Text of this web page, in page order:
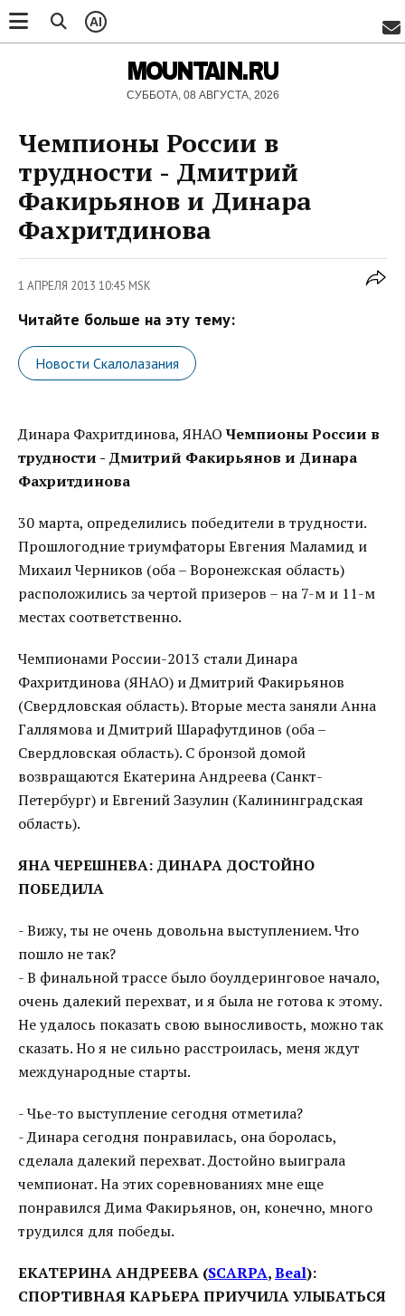
AI
MOUNTAIN.RU
СУББОТА, 08 АВГУСТА, 2026
Чемпионы России в
трудности - Дмитрий
Факирьянов и Динара
Фахритдинова
1 АПРЕЛЯ 2013 10:45 MSK
Читайте больше на эту тему:
Новости Скалолазания
Динара Фахритдинова, ЯНАОЧемпионы России в
трудности - Дмитрий Факирьянов и Динара
Фахритдинова
30 марта, определились победители в трудности.
Прошлогодние триумфаторы Евгения Маламид и
Михаил Черников (оба – Воронежская область)
расположились за чертой призеров – на 7-м и 11-м
местах соответственно.
Чемпионами России-2013 стали Динара
Фахритдинова (ЯНАО) и Дмитрий Факирьянов
(Свердловская область). Вторые места заняли Анна
Галлямова и Дмитрий Шарафутдинов (оба –
Свердловская область). С бронзой домой
возвращаются Екатерина Андреева (Санкт-
Петербург) и Евгений Зазулин (Калининградская
область).
ЯНА ЧЕРЕШНЕВА: ДИНАРА ДОСТОЙНО
ПОБЕДИЛА
- Вижу, ты не очень довольна выступлением. Что
пошло не так?
- В финальной трассе было боулдеринговое начало,
очень далекий перехват, и я была не готова к этому.
Не удалось показать свою выносливость, можно так
сказать. Но я не сильно расстроилась, меня ждут
международные старты.
- Чье-то выступление сегодня отметила?
- Динара сегодня понравилась, она боролась,
сделала далекий перехват. Достойно выиграла
чемпионат. На этих соревнованиях мне еще
понравился Дима Факирьянов, он, конечно, много
трудился для победы.
ЕКАТЕРИНА АНДРЕЕВА (SCARPA,Beal):
СПОРТИВНАЯ КАРЬЕРА ПРИУЧИЛА УЛЫБАТЬСЯ